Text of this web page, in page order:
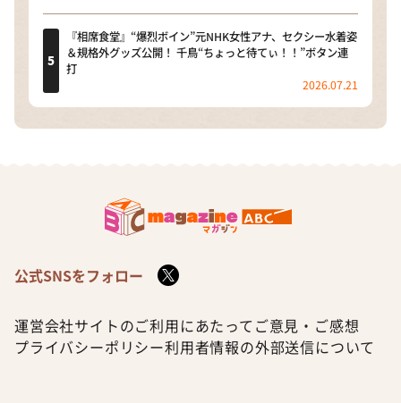
『相席食堂』“爆烈ボイン”元NHK女性アナ、セクシー水着姿
＆規格外グッズ公開！ 千鳥“ちょっと待てぃ！！”ボタン連
打
2026.07.21
公式SNSをフォロー
運営会社サイトのご利用にあたって ご意見・ご感想
プライバシーポリシー利用者情報の外部送信について